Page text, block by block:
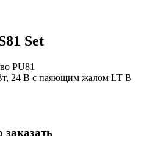
Set
PU81
24 В с паяющим жалом LT B